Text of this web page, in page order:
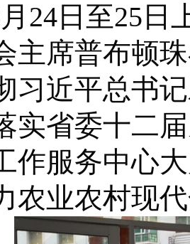
24日至25日
主席普布顿
习近平总书
实省委十二
作服务中心
农业农村现